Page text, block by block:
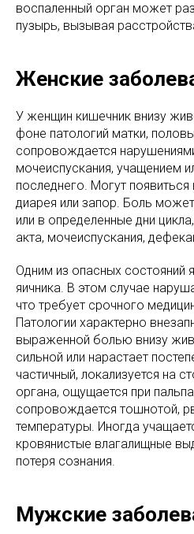
воспаленный орган может
пузырь, вызывая
Женские
У женщин кишечник внизу
фоне патологий матки,
сопровождается
мочеиспускания, учащением
последнего. Могут появиться
диарея или запор. Боль
или в определенные дни
акта, мочеиспускания,
Одним из опасных состояний
яичника. В этом случае
что требует срочного
Патологии характерно
выраженной болью внизу
сильной или нарастает
частичный, локализуется на
органа, ощущается при
сопровождается тошнотой,
температуры. Иногда
кровянистые влагалищные
потеря сознания.
Мужские